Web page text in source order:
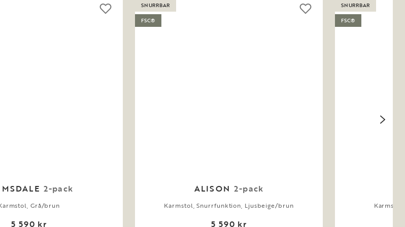
2-pack
Grå/brun
5 590 kr
ALISON 2-pack
Karmstol, Snurrfunktion, Ljusbeige/brun
5 590 kr
SNURRBAR
FSC®
SNURRBAR
FSC®